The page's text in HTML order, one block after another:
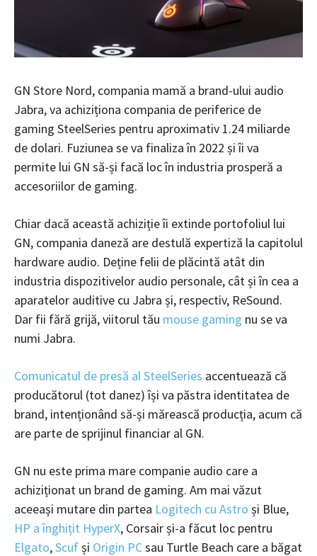
GN Store Nord, compania mamă a brand-ului audio
Jabra, va achiziționa compania de periferice de
gaming SteelSeries pentru aproximativ 1.24 miliarde
de dolari. Fuziunea se va finaliza în 2022 și îi va
permite lui GN să-și facă loc în industria prosperă a
accesoriilor de gaming.
Chiar dacă această achiziție îi extinde portofoliul lui
GN, compania daneză are destulă expertiză la capitolul
hardware audio. Deține felii de plăcintă atât din ​​
industria dispozitivelor audio personale, cât și în cea a
aparatelor auditive cu Jabra și, respectiv, ReSound.
Dar fii fără grijă, viitorul tău mouse gaming nu se va
numi Jabra.
Comunicatul de presă al SteelSeries accentuează că
producătorul (tot danez) își va păstra identitatea de
brand, intenționând să-și mărească producția, acum că
are parte de sprijinul financiar al GN.
GN nu este prima mare companie audio care a
achiziționat un brand de gaming. Am mai văzut
aceeași mutare din partea Logitech cu Astro și Blue,
HP a înghițit HyperX, Corsair și-a făcut loc pentru
Elgato,Scufși Origin PCsau Turtle Beach care a băgat